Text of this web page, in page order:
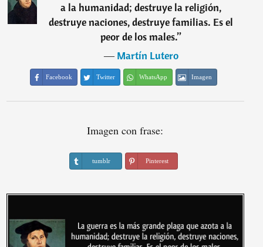
a la humanidad; destruye la religión,
destruye naciones, destruye familias. Es el
peor de los males.”
―Martín Lutero
Facebook Twitter WhatsApp Imagen
Imagen con frase:
tumblr Pinterest